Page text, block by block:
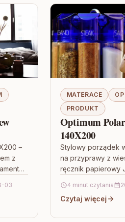
–
z
03
MATERACE
PRODUKT
Optimum
140X200
Stylowy porządek
na przyprawy z
ręcznik papierowy
drobiazgi, a
chcesz, by…
4 minut czytania
Czytaj więcej